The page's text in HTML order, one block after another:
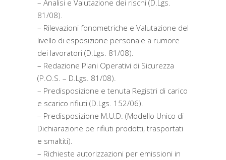
– Analisi e Valutazione dei rischi (D.Lgs.
81/08).
– Rilevazioni fonometriche e Valutazione del
livello di esposizione personale a rumore
dei lavoratori (D.Lgs. 81/08).
– Redazione Piani Operativi di Sicurezza
(P.O.S. – D.Lgs. 81/08).
– Predisposizione e tenuta Registri di carico
e scarico rifiuti (D.Lgs. 152/06).
– Predisposizione M.U.D. (Modello Unico di
Dichiarazione pe rifiuti prodotti, trasportati
e smaltiti).
– Richieste autorizzazioni per emissioni in